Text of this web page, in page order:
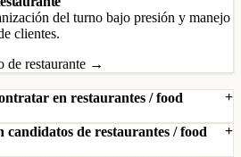
del turno bajo presión y manejo
clientes.
de restaurante →
en restaurantes / food
candidatos de restaurantes / food